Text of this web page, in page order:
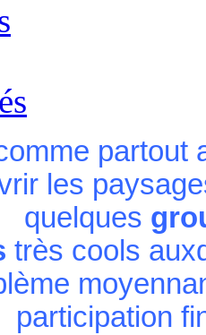
partout
les
quelques
très cools
participation